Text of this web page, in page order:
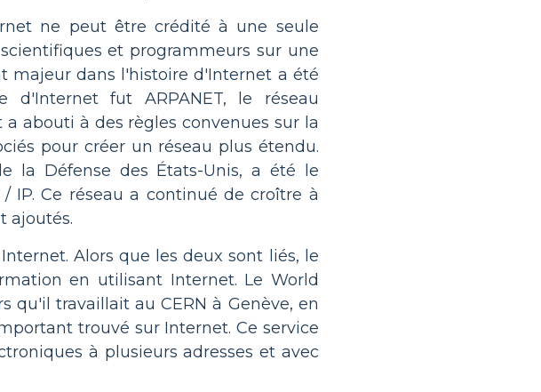
ne peut être crédité à une seule
et programmeurs sur une
majeur dans l'histoire d'Internet a été
d'Internet fut ARPANET, le réseau
abouti à des règles convenues sur la
pour créer un réseau plus étendu.
la Défense des États-Unis, a été le
IP. Ce réseau a continué de croître à
ajoutés.
Alors que les deux sont liés, le
en utilisant Internet. Le World
qu'il travaillait au CERN à Genève, en
trouvé sur Internet. Ce service
à plusieurs adresses et avec